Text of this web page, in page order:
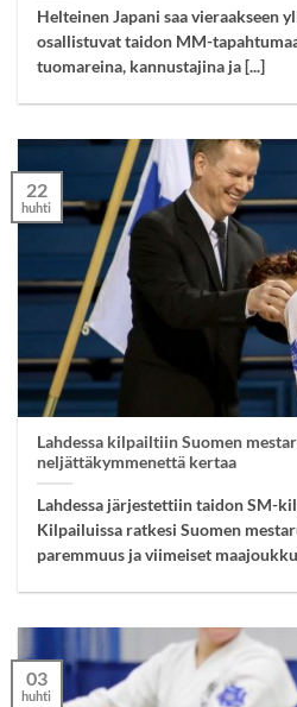
Helteinen Japani saa vieraakseen
osallistuvat taidon MM-
tuomareina, kannustajina ja [...]
Lahdessa kilpailtiin Suomen
neljättäkymmenettä kertaa
Lahdessa järjestettiin taidon SM-
Kilpailuissa ratkesi Suomen
paremmuus ja viimeiset
22
huhti
03
huhti